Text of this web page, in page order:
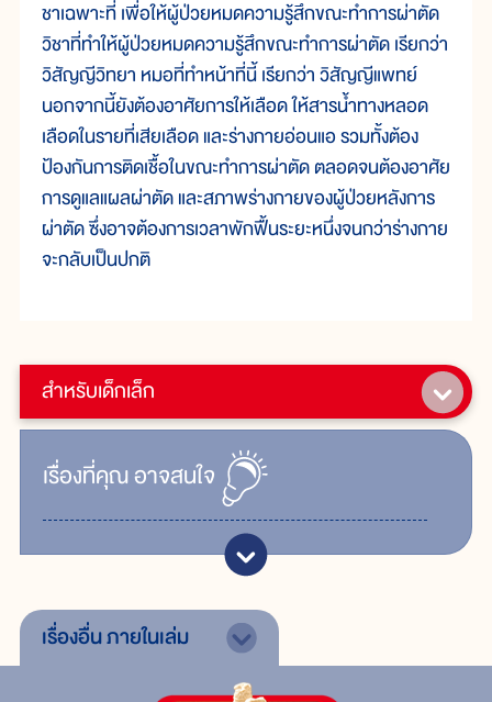
สำหรับเด็กเล็ก
เรื่ิองที่คุณอาจสนใจ
ชาเฉพาะที่ เพื่อให้ผู้ป่วยหมดความรู้สึกขณะทำการผ่าตัด
วิชาที่ทำให้ผู้ป่วยหมดความรู้สึกขณะทำการผ่าตัด เรียกว่า
วิสัญญีวิทยา หมอที่ทำหน้าที่นี้ เรียกว่า วิสัญญีแพทย์
นอกจากนี้ยังต้องอาศัยการให้เลือด ให้สารน้ำทางหลอด
เลือดในรายที่เสียเลือด และร่างกายอ่อนแอ รวมทั้งต้อง
ป้องกันการติดเชื้อในขณะทำการผ่าตัด ตลอดจนต้องอาศัย
การดูแลแผลผ่าตัด และสภาพร่างกายของผู้ป่วยหลังการ
ผ่าตัด ซึ่งอาจต้องการเวลาพักฟื้นระยะหนึ่งจนกว่าร่างกาย
จะกลับเป็นปกติ
เรื่องอื่นภายในเล่ม